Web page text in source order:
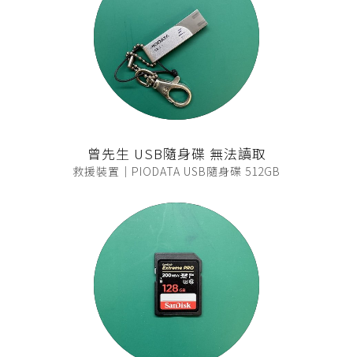
曾先生 USB隨身碟 無法讀取
救援裝置｜PIODATA USB隨身碟 512GB